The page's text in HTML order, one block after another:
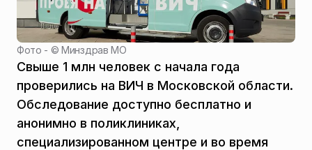
Фото - ©Минздрав МО
Свыше 1 млн человек с начала года
проверились на ВИЧ в Московской области.
Обследование доступно бесплатно и
анонимно в поликлиниках,
специализированном центре и во время